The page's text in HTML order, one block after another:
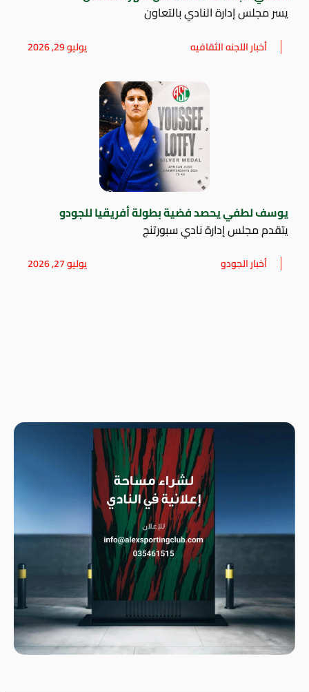
يسر مجلس إدارة النادي بالتعاون
أخبار اللجنه الثقافيه يوليو 29, 2026
يوسف لطفي يحصد فضية بطولة أفريقيا للجودو
يتقدم مجلس إدارة نادي سبورتنج
أخبار الجودو يوليو 27, 2026